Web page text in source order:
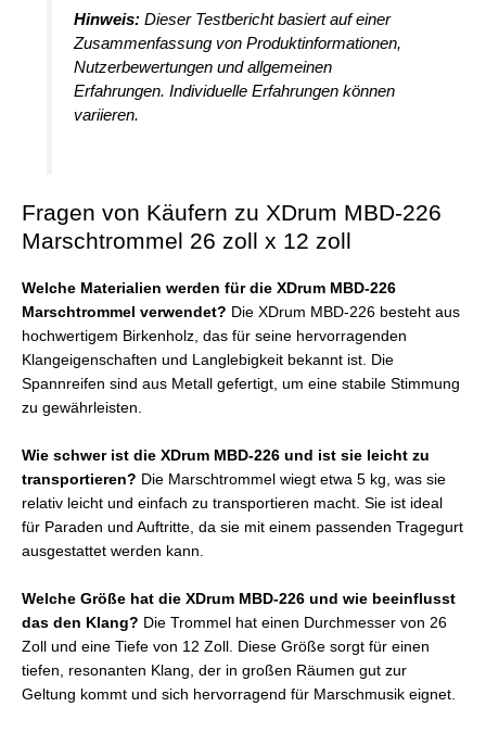
Hinweis:Dieser Testbericht basiert auf einer
Zusammenfassung von Produktinformationen,
Nutzerbewertungen und allgemeinen
Erfahrungen. Individuelle Erfahrungen können
variieren.
Fragen von Käufern zu XDrum MBD-226
Marschtrommel 26 zoll x 12 zoll
Welche Materialien werden für die XDrum MBD-226
Marschtrommel verwendet? Die XDrum MBD-226 besteht aus
hochwertigem Birkenholz, das für seine hervorragenden
Klangeigenschaften und Langlebigkeit bekannt ist. Die
Spannreifen sind aus Metall gefertigt, um eine stabile Stimmung
zu gewährleisten.
Wie schwer ist die XDrum MBD-226 und ist sie leicht zu
transportieren? Die Marschtrommel wiegt etwa 5 kg, was sie
relativ leicht und einfach zu transportieren macht. Sie ist ideal
für Paraden und Auftritte, da sie mit einem passenden Tragegurt
ausgestattet werden kann.
Welche Größe hat die XDrum MBD-226 und wie beeinflusst
das den Klang? Die Trommel hat einen Durchmesser von 26
Zoll und eine Tiefe von 12 Zoll. Diese Größe sorgt für einen
tiefen, resonanten Klang, der in großen Räumen gut zur
Geltung kommt und sich hervorragend für Marschmusik eignet.